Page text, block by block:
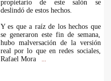
propietario de este salón se
deslindó de estos hechos.
Y es que a raíz de los hechos que
se generaron este fin de semana,
hubo malversación de la versión
real por lo que en redes sociales,
Rafael Mora